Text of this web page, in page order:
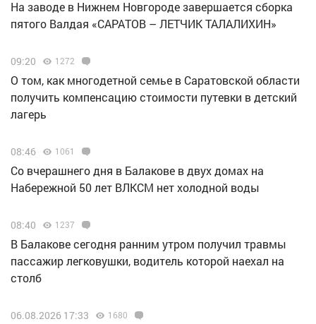
Н️а заводе в Нижнем Новгороде завершается сборка
пятого Валдая «САРАТОВ – ЛЕТЧИК ТАЛАЛИХИН»
09:20 1272
О том, как многодетной семье в Саратовской области
получить компенсацию стоимости путевки в детский
лагерь
08:46 1061
Со вчерашнего дня в Балакове в двух домах на
Набережной 50 лет ВЛКСМ нет холодной воды
08:40 1237
В Балакове сегодня ранним утром получил травмы
пассажир легковушки, водитель которой наехал на
столб
06.08.2026 17:33 1680